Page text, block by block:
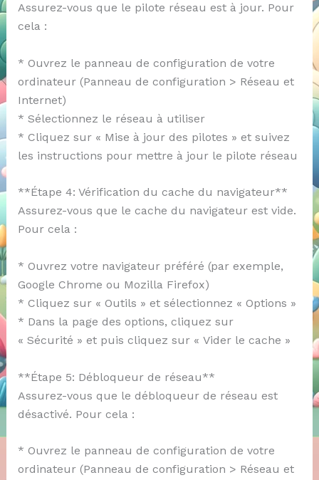
Assurez-vous que le pilote réseau est à jour. Pour
cela :
* Ouvrez le panneau de configuration de votre
ordinateur (Panneau de configuration > Réseau et
Internet)
* Sélectionnez le réseau à utiliser
* Cliquez sur « Mise à jour des pilotes » et suivez
les instructions pour mettre à jour le pilote réseau
**Étape 4: Vérification du cache du navigateur**
Assurez-vous que le cache du navigateur est vide.
Pour cela :
* Ouvrez votre navigateur préféré (par exemple,
Google Chrome ou Mozilla Firefox)
* Cliquez sur « Outils » et sélectionnez « Options »
* Dans la page des options, cliquez sur
« Sécurité » et puis cliquez sur « Vider le cache »
**Étape 5: Débloqueur de réseau**
Assurez-vous que le débloqueur de réseau est
désactivé. Pour cela :
* Ouvrez le panneau de configuration de votre
ordinateur (Panneau de configuration > Réseau et